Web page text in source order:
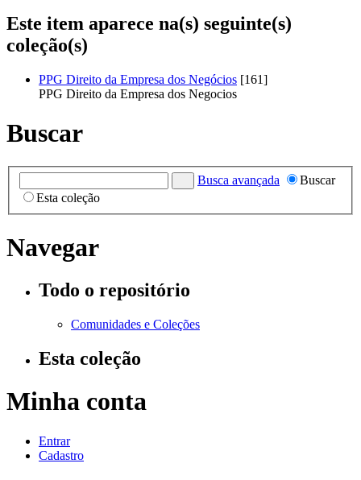
Este item aparece na(s) seguinte(s)
coleção(s)
PPG Direito da Empresa dos Negócios [161]
PPG Direito da Empresa dos Negocios
Buscar
Busca avançada
Buscar
Esta coleção
Navegar
Todo o repositório
Comunidades e Coleções
Esta coleção
Minha conta
Entrar
Cadastro